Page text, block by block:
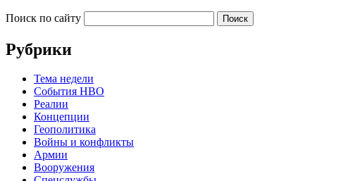
Поиск по сайту
Рубрики
Тема недели
События НВО
Реалии
Концепции
Геополитика
Войны и конфликты
Армии
Вооружения